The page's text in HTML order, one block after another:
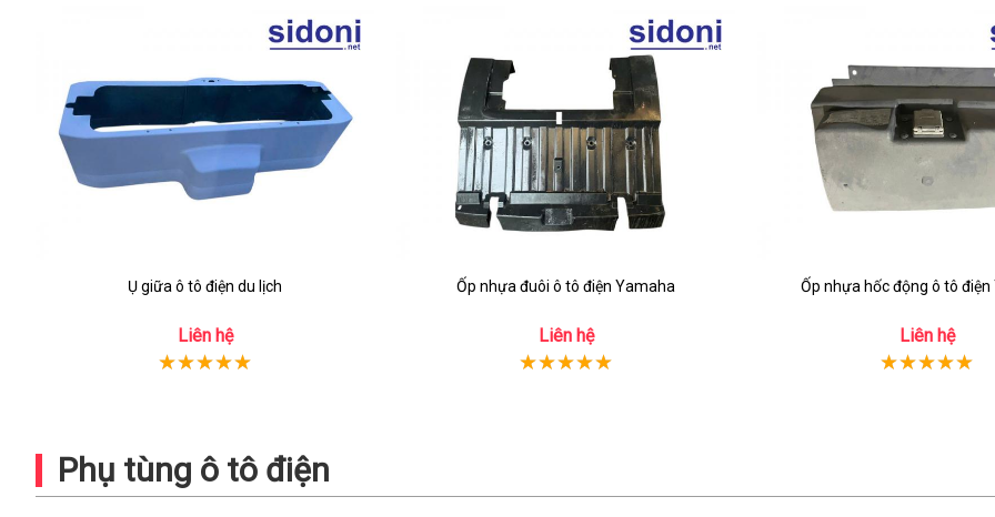
Ụ giữa ô tô điện du lịch
Liên hệ
Ốp nhựa đuôi ô tô điện Yamaha
Liên hệ
Ốp nhựa hốc động ô tô
Liên hệ
Phụ tùng ô tô điện